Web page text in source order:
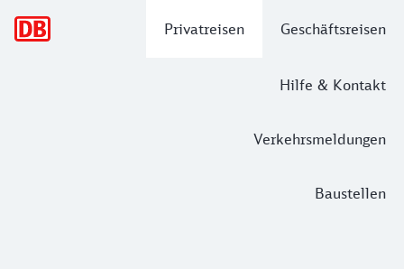
Privatreisen Geschäftsreisen
Hilfe & Kontakt
Verkehrsmeldungen
Baustellen